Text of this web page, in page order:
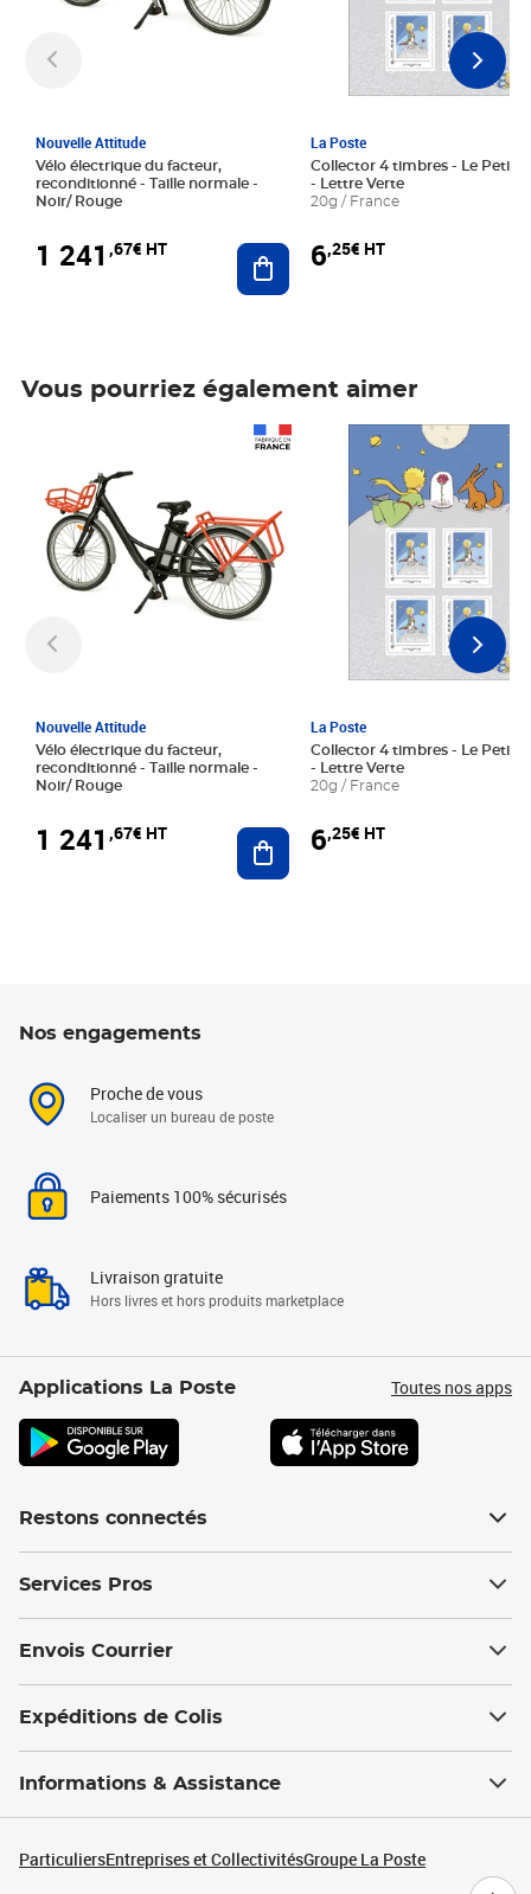
Nouvelle Attitude
Vélo électrique du facteur,
reconditionné - Taille normale -
Noir/ Rouge
1 241 ,67€ HT Ajouter au panier
La Poste
Collector 4 timbres - Le Petit
- Lettre Verte
20g / France
6,25€ HT
Vous pourriez également aimer
Nouvelle Attitude
Vélo électrique du facteur,
reconditionné - Taille normale -
Noir/ Rouge
1 241 ,67€ HT Ajouter au panier
La Poste
Collector 4 timbres - Le Petit
- Lettre Verte
20g / France
6,25€ HT
Prix 6,25€ HT
Nos engagements
Proche de vous
Localiser un bureau de poste
Paiements 100% sécurisés
Livraison gratuite
Hors livres et hors produits marketplace
Applications La Poste Toutes nos apps
Restons connectés
Services Pros
Envois Courrier
Expéditions de Colis
Informations & Assistance
ParticuliersEntreprises et CollectivitésGroupe La Poste